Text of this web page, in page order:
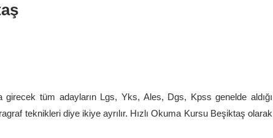
tüm adayların Lgs, Yks, Ales, Dgs, Kpss genelde aldığı
teknikleri diye ikiye ayrılır. Hızlı Okuma Kursu Beşiktaş olarak